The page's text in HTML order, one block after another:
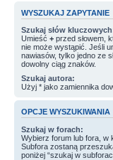
WYSZUKAJ ZAPYTANIE
Szukaj słów
Umieść + przed słowem,
nie może wystąpić. Jeśli
nawiasów, tylko jedno ze
dowolny ciąg znaków.
Szukaj autora:
Użyj * jako zamiennika
OPCJE WYSZUKIWANIA
Szukaj w forach:
Wybierz forum lub fora, w
Subfora zostaną
poniżej “szukaj w